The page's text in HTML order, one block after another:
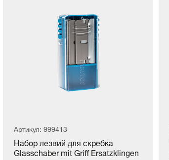
Артикул: 999413
Набор лезвий для скребка
Glasschaber mit Griff Ersatzklingen